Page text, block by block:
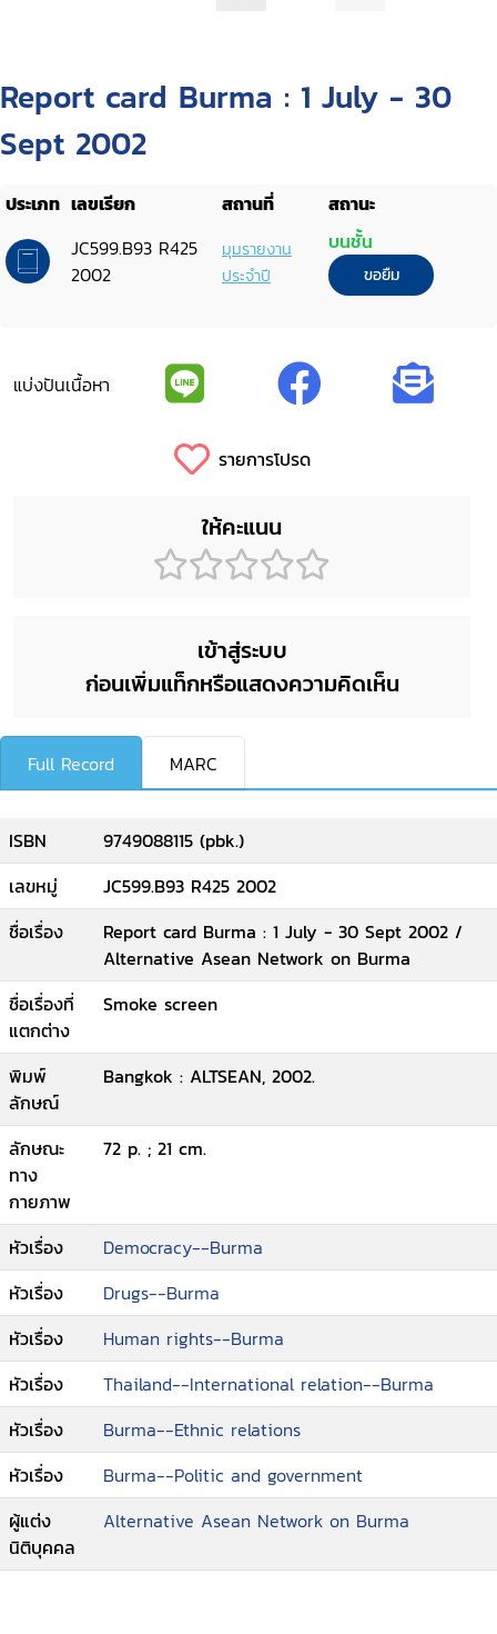
Report card Burma : 1 July - 30
Sept 2002
ประเภท เลขเรียก สถานที่
สถานะ
JC599.B93 R425
2002
มุมรายงาน
ประจำปี
บนชั้น
ขอยืม
แบ่งปันเนื้อหา
รายการโปรด
ให้คะแนน
เข้าสู่ระบบ
ก่อนเพิ่มแท็กหรือแสดงความคิดเห็น
Full Record MARC
ISBN
9749088115 (pbk.)
เลขหมู่
JC599.B93 R425 2002
ชื่อเรื่อง
Report card Burma : 1 July - 30 Sept 2002 /
Alternative Asean Network on Burma
ชื่อเรื่องที่
แตกต่าง
Smoke screen
พิมพ์
ลักษณ์
Bangkok : ALTSEAN, 2002.
ลักษณะ
ทาง
กายภาพ
72 p. ; 21 cm.
หัวเรื่อง
Democracy--Burma
หัวเรื่อง
Drugs--Burma
หัวเรื่อง
Human rights--Burma
หัวเรื่อง
Thailand--International relation--Burma
หัวเรื่อง
Burma--Ethnic relations
หัวเรื่อง
Burma--Politic and government
ผู้แต่ง
นิติบุคคล
Alternative Asean Network on Burma